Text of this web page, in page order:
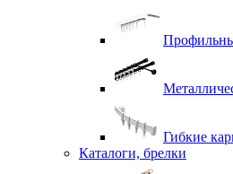
Гибкие
Каталоги, брелки